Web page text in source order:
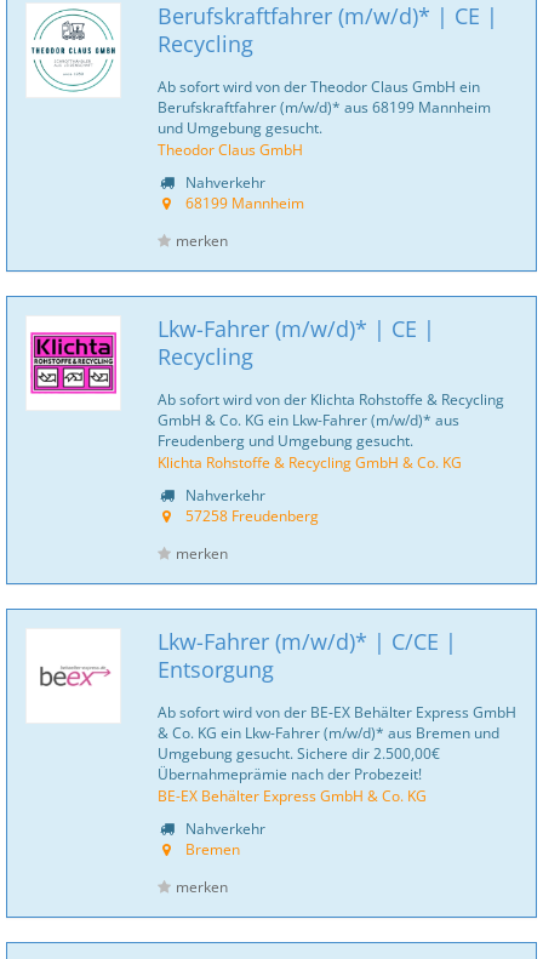
Berufskraftfahrer (m/w/d)* | CE |
Recycling
Ab sofort wird von der Theodor Claus GmbH ein
Berufskraftfahrer (m/w/d)* aus 68199 Mannheim
und Umgebung gesucht.
Theodor Claus GmbH
Nahverkehr
68199 Mannheim
merken
Lkw-Fahrer (m/w/d)* | CE |
Recycling
Ab sofort wird von der Klichta Rohstoffe & Recycling
GmbH & Co. KG ein Lkw-Fahrer (m/w/d)* aus
Freudenberg und Umgebung gesucht.
Klichta Rohstoffe & Recycling GmbH & Co. KG
Nahverkehr
57258 Freudenberg
merken
Lkw-Fahrer (m/w/d)* | C/CE |
Entsorgung
Ab sofort wird von der BE-EX Behälter Express GmbH
& Co. KG ein Lkw-Fahrer (m/w/d)* aus Bremen und
Umgebung gesucht. Sichere dir 2.500,00€
Übernahmeprämie nach der Probezeit!
BE-EX Behälter Express GmbH & Co. KG
Nahverkehr
Bremen
merken